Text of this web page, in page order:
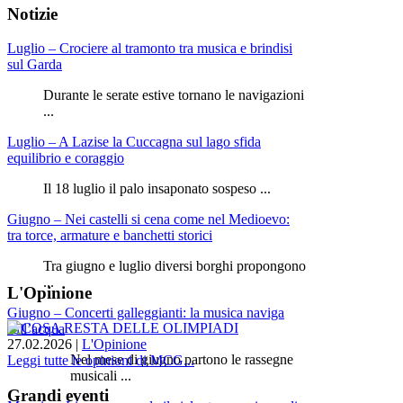
Notizie
Luglio – Crociere al tramonto tra musica e brindisi
sul Garda
Durante le serate estive tornano le navigazioni
...
Luglio – A Lazise la Cuccagna sul lago sfida
equilibrio e coraggio
Il 18 luglio il palo insaponato sospeso ...
Giugno – Nei castelli si cena come nel Medioevo:
tra torce, armature e banchetti storici
Tra giugno e luglio diversi borghi propongono
...
Giugno – Concerti galleggianti: la musica naviga
sull’acqua
Nel mese di giugno partono le rassegne
musicali ...
L'Opinione
27.02.2026 | L'Opinione
Leggi tutte le opinioni di MCG...
Grandi eventi